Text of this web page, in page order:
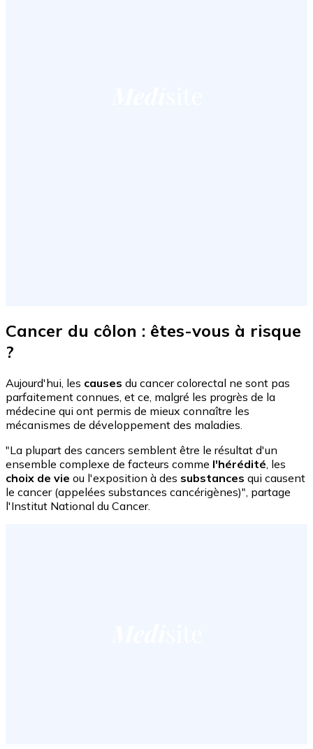
Cancer du côlon : êtes-vous à risque
?
Aujourd'hui, les causes du cancer colorectal ne sont pas
parfaitement connues, et ce, malgré les progrès de la
médecine qui ont permis de mieux connaître les
mécanismes de développement des maladies.
"La plupart des cancers semblent être le résultat d'un
ensemble complexe de facteurs comme l'hérédité, les
choix de vie ou l'exposition à des substances qui causent
le cancer (appelées substances cancérigènes)", partage
l'Institut National du Cancer.